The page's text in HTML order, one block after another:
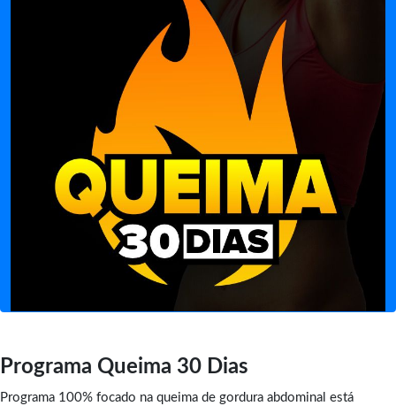
Programa Queima 30 Dias
Programa 100% focado na queima de gordura abdominal está